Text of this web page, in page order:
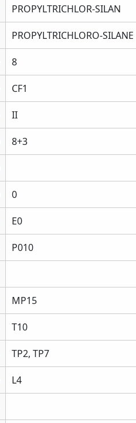
PROPYLTRICHLOR-SILAN
PROPYLTRICHLORO-SILANE
8
CF1
II
8+3
0
E0
P010
MP15
T10
TP2, TP7
L4